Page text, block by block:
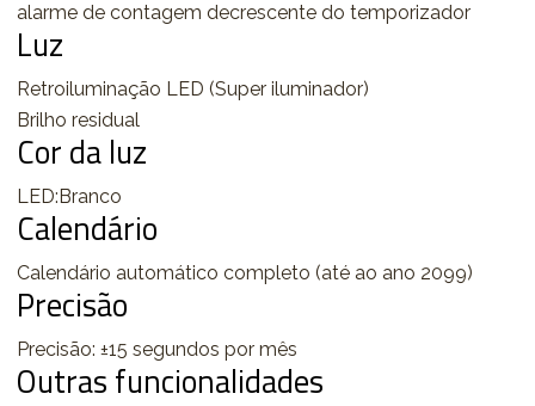
alarme de contagem decrescente do temporizador
Luz
Retroiluminação LED (Super iluminador)
Brilho residual
Cor da luz
LED:Branco
Calendário
Calendário automático completo (até ao ano 2099)
Precisão
Precisão: ±15 segundos por mês
Outras funcionalidades